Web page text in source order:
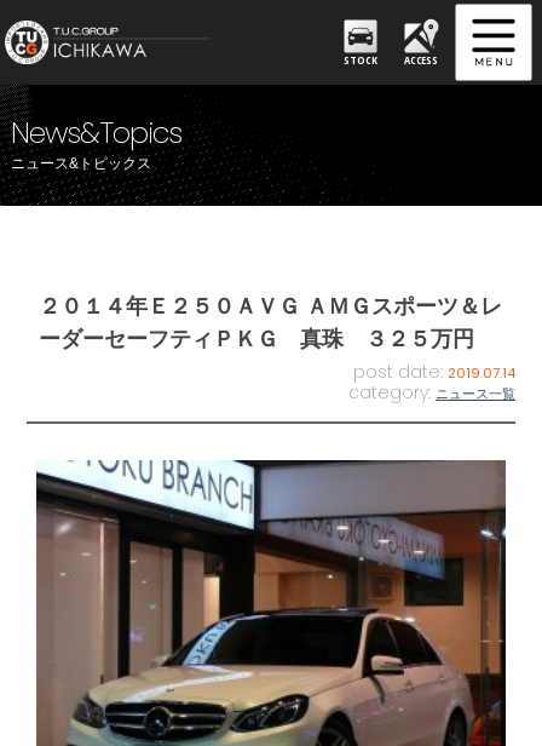
STOCK ACCESS
News&Topics
ニュース&トピックス
２０１４年Ｅ２５０ＡＶＧ ＡＭＧスポーツ＆レ
ーダーセーフティＰＫＧ 真珠 ３２５万円
post date: 2019.07.14
category: ニュース一覧